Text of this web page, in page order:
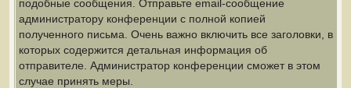
подобные сообщения. Отправьте email-сообщение
администратору конференции с полной копией
полученного письма. Очень важно включить все заголовки, в
которых содержится детальная информация об
отправителе. Администратор конференции сможет в этом
случае принять меры.